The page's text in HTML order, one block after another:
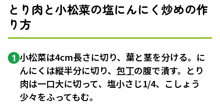
とり肉と小松菜の塩にんにく炒めの作
り方
1 小松菜は4cm長さに切り、葉と茎を分ける。に
んにくは縦半分に切り、 包丁の腹で潰す。とり
肉は一口大に切って、塩小さじ1/4、こしょう
少々をふってもむ。